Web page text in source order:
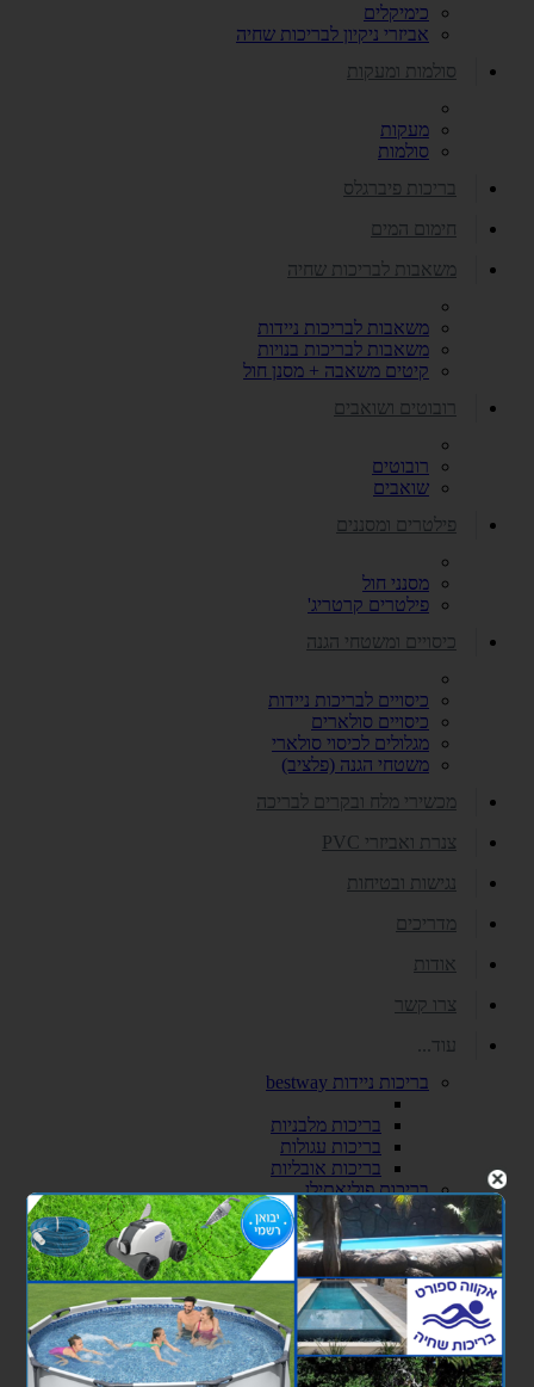
כימיקלים
אביזרי ניקיון לבריכות שחיה
סולמות ומעקות
מעקות
סולמות
בריכות פיברגלס
חימום המים
משאבות לבריכות שחיה
משאבות לבריכות ניידות
משאבות לבריכות בנויות
קיטים משאבה + מסנן חול
רובוטים ושואבים
רובוטים
שואבים
פילטרים ומסננים
מסנני חול
פילטרים קרטריג'
כיסויים ומשטחי הגנה
כיסויים לבריכות ניידות
כיסויים סולארים
מגלולים לכיסוי סולארי
משטחי הגנה (פלציב)
מכשירי מלח ובקרים לבריכה
צנרת ואביזרי PVC
נגישות ובטיחות
מדריכים
אודות
צרו קשר
עוד...
בריכות ניידות bestway
בריכות מלבניות
בריכות עגולות
בריכות אובליות
בריכות פוליאתילן
בריכה 2.4X4.5X1.5
בריכה 3X6X1.5
כימיקלים ואביזרי ניקיון לבריכה
כימיקלים
אביזרי ניקיון לבריכות שחיה
סולמות ומעקות